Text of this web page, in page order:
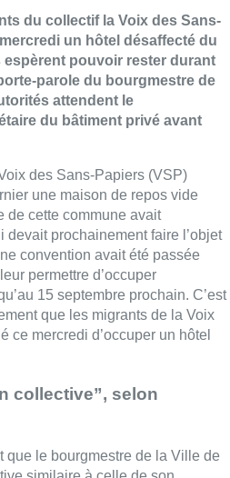
convention avait été passée
permettre d’occuper
15 septembre prochain. C’est
que les migrants de la Voix
ce mercredi d’occuper un hôtel
collective”, selon
le bourgmestre de la Ville de
similaire à celle de son
un bâtiment. Le
l’Asile et la Migration, Theo
qu’il n’y aurait pas de
que la délivrance de titre de
base de l’examen de
en ce moment, pas notre
sait qu’il n’y en aura pas
surtout aujourd’hui agir au
par la réquisition par le
d’un bâtiment salubre et